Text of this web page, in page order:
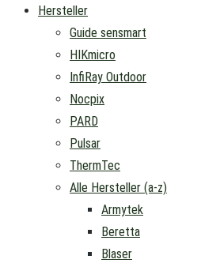
Hersteller
Guide sensmart
HIKmicro
InfiRay Outdoor
Nocpix
PARD
Pulsar
ThermTec
Alle Hersteller (a-z)
Armytek
Beretta
Blaser